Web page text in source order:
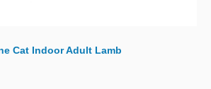
Cat Indoor Adult Lamb